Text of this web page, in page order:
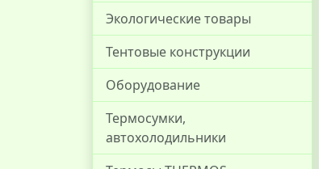
Экологические товары
Тентовые конструкции
Оборудование
Термосумки,
автохолодильники